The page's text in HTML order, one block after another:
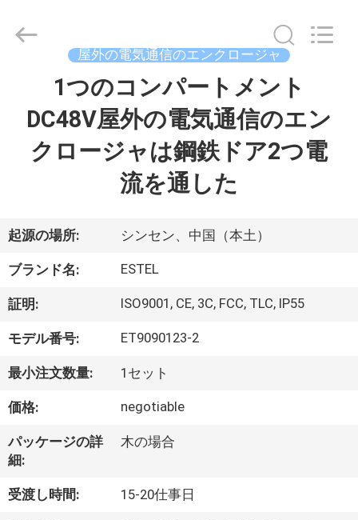
ク
ト
私
達
つ
い
て
TECHNOLOGY
屋外の電気通信のエンクロージャ
1つのコンパートメント
DC48V屋外の電気通信のエン
クロージャは鋼鉄ドア2つ電
流を通した
起源の場所: シンセン、中国（本土）
ブランド名: ESTEL
証明: ISO9001, CE, 3C, FCC, TLC, IP55
モデル番号: ET9090123-2
最小注文数量: 1セット
価格: negotiable
パッケージの詳
細:
木の場合
受渡し時間: 15-20仕事日